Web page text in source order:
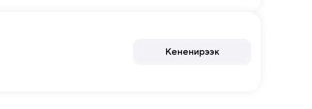
Кененирээк